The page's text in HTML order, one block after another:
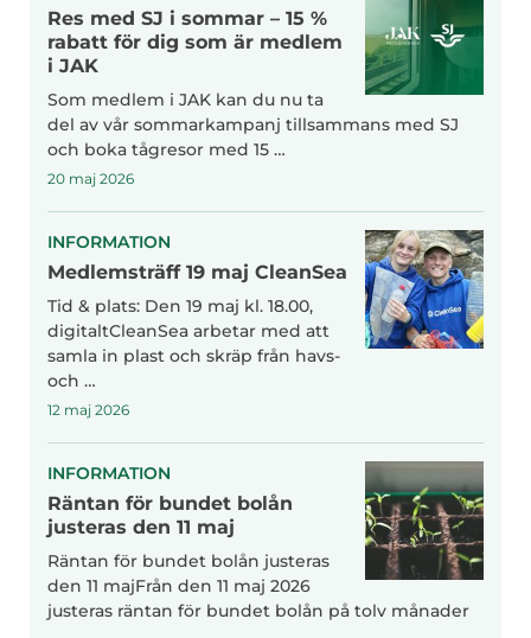
Res med SJ i sommar – 15 %
rabatt för dig som är medlem
i JAK
Som medlem i JAK kan du nu ta
del av vår sommarkampanj tillsammans med SJ
och boka tågresor med 15 …
20 maj 2026
INFORMATION
Medlemsträff 19 maj CleanSea
Tid & plats: Den 19 maj kl. 18.00,
digitaltCleanSea arbetar med att
samla in plast och skräp från havs-
och …
12 maj 2026
INFORMATION
Räntan för bundet bolån
justeras den 11 maj
Räntan för bundet bolån justeras
den 11 majFrån den 11 maj 2026
justeras räntan för bundet bolån på tolv månader